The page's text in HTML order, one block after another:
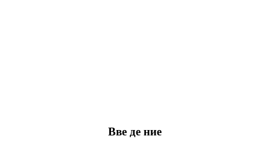
Вве де ние